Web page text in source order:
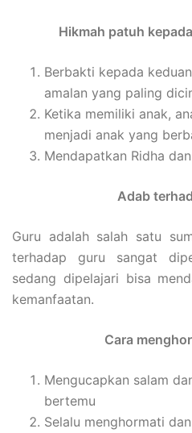
Hikmah patuh
Berbakti kepada
amalan yang paling
Ketika memiliki anak,
menjadi anak yang
Mendapatkan Ridha
Adab
Guru adalah salah satu
terhadap guru sangat
sedang dipelajari bisa
kemanfaatan.
Cara
Mengucapkan salam
bertemu
Selalu menghormati